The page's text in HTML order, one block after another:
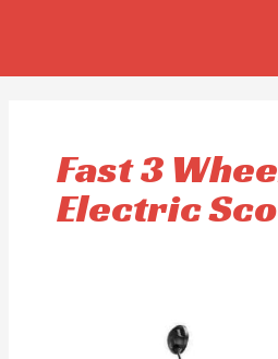
Fast 3
Electric